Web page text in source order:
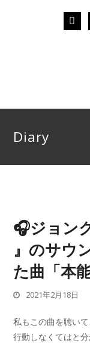
Diary
🎧ジョン
』のサウ
た曲「本
2021年2月18日
私もこの曲を聴いて
行動しなくてはと